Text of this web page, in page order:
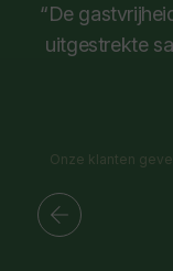
“De
uitgestrekte
Onze klanten